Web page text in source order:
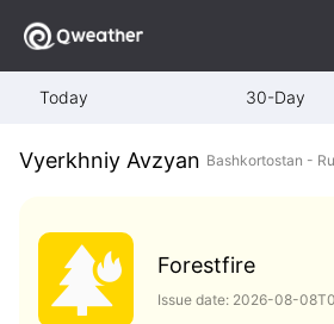
Today 30-Day
Vyerkhniy Avzyan Bashkortostan -
Forestfire
Issue date: 2026-08-